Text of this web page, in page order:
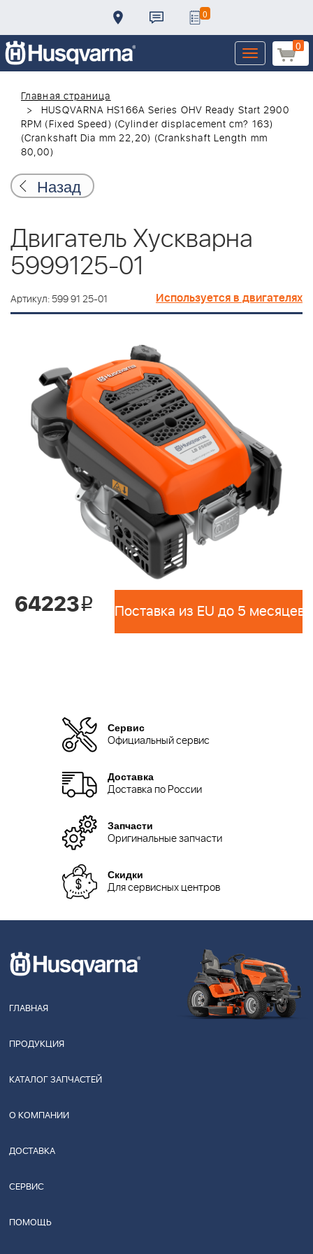
0
0
Toggle
navigation
Главная страница
HUSQVARNA HS166A Series OHV Ready Start 2900
RPM (Fixed Speed) (Cylinder displacement cm? 163)
(Crankshaft Dia mm 22,20) (Crankshaft Length mm
80,00)
Назад
Двигатель Хускварна
5999125-01
Артикул: 599 91 25-01 Используется в двигателях
64223i Поставка из EU до 5 месяцев
Сервис
Официальный сервис
Доставка
Доставка по России
Запчасти
Оригинальные запчасти
Скидки
Для сервисных центров
ГЛАВНАЯ
ПРОДУКЦИЯ
КАТАЛОГ ЗАПЧАСТЕЙ
О КОМПАНИИ
ДОСТАВКА
СЕРВИС
ПОМОЩЬ